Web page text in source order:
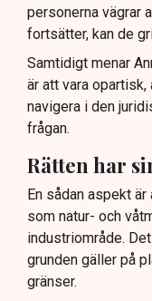
personerna vägrar
fortsätter, kan de
Samtidigt menar
är att vara
navigera i den
frågan.
Rätten har
En sådan aspekt
som natur- och
industriområde.
grunden gäller på
gränser.